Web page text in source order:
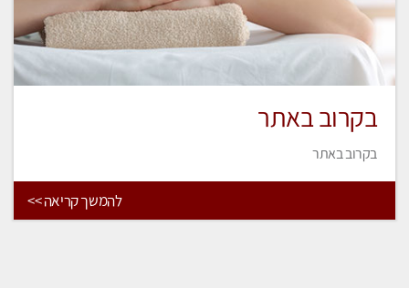
בקרוב באתר
בקרוב באתר
להמשך קריאה >>